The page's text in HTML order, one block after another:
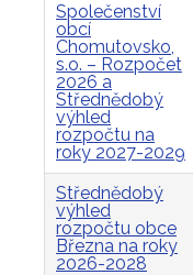
Společenství
obcí
Chomutovsko,
s.o. – Rozpočet
2026 a
Střednědobý
výhled
rozpočtu na
roky 2027-2029
Střednědobý
výhled
rozpočtu obce
Března na roky
2026-2028